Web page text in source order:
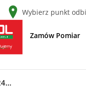
Wybierz punkt
Zamów Pomiar
PANELE ŚCIENNE TWEED IVORY 528S , 5905167882474